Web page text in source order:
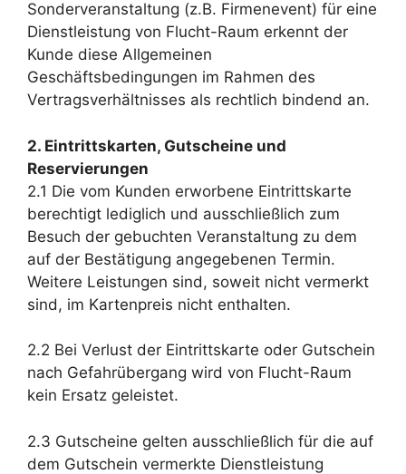
Sonderveranstaltung (z.B. Firmenevent) für eine
Dienstleistung von Flucht-Raum erkennt der
Kunde diese Allgemeinen
Geschäftsbedingungen im Rahmen des
Vertragsverhältnisses als rechtlich bindend an.
2. Eintrittskarten, Gutscheine und
Reservierungen
2.1 Die vom Kunden erworbene Eintrittskarte
berechtigt lediglich und ausschließlich zum
Besuch der gebuchten Veranstaltung zu dem
auf der Bestätigung angegebenen Termin.
Weitere Leistungen sind, soweit nicht vermerkt
sind, im Kartenpreis nicht enthalten.
2.2 Bei Verlust der Eintrittskarte oder Gutschein
nach Gefahrübergang wird von Flucht-Raum
kein Ersatz geleistet.
2.3 Gutscheine gelten ausschließlich für die auf
dem Gutschein vermerkte Dienstleistung